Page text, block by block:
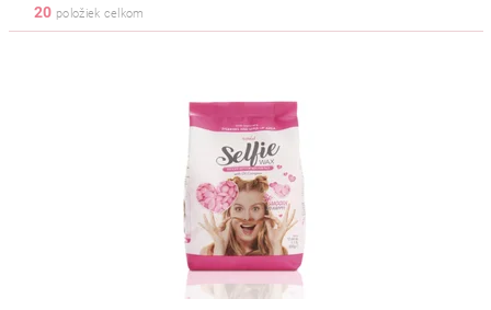
20 položiek celkom